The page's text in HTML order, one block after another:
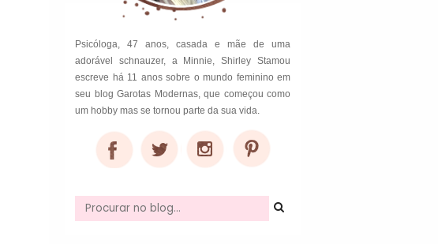
Psicóloga, 47 anos, casada e mãe de uma
adorável schnauzer, a Minnie, Shirley Stamou
escreve há 11 anos sobre o mundo feminino em
seu blog Garotas Modernas, que começou como
um hobby mas se tornou parte da sua vida.